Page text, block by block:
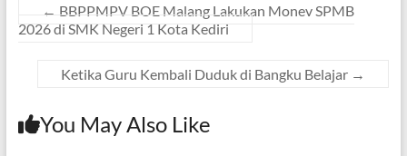
← BBPPMPV BOE Malang Lakukan Monev SPMB
2026 di SMK Negeri 1 Kota Kediri
Ketika Guru Kembali Duduk di Bangku Belajar →
You May Also Like